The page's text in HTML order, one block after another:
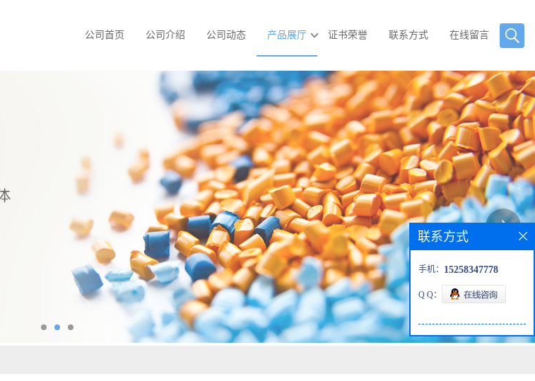
公司首页 公司介绍 公司动态 产品展厅 证书荣誉 联系方式 在线留言
联系方式
手机： 15258347778
Q Q：